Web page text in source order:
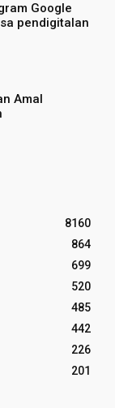
Google
pendigitalan
Amal
8160
864
699
520
485
442
226
201